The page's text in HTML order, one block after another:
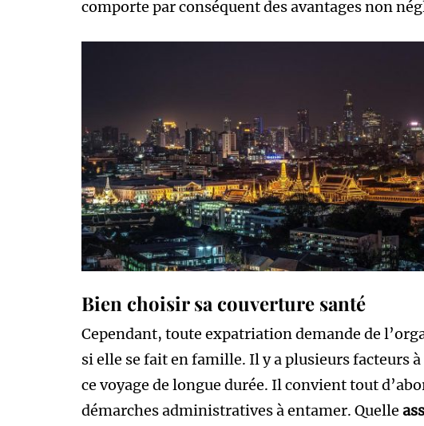
comporte par conséquent des avantages non
Bien choisir sa couverture santé
Cependant, toute expatriation demande de
si elle se fait en famille. Il y a plusieurs facteurs
ce voyage de longue durée. Il convient tout
démarches administratives à entamer. Quelle